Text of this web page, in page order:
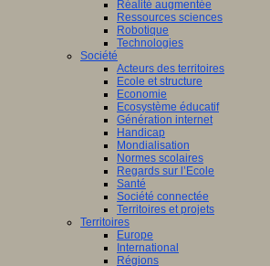
Réalité augmentée
Ressources sciences
Robotique
Technologies
Société
Acteurs des territoires
Ecole et structure
Economie
Ecosystème éducatif
Génération internet
Handicap
Mondialisation
Normes scolaires
Regards sur l’Ecole
Santé
Société connectée
Territoires et projets
Territoires
Europe
International
Régions